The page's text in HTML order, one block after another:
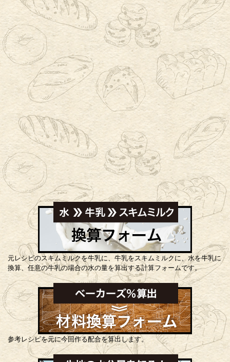
元レシピのスキムミルクを牛乳に、牛乳をスキムミルクに、水を牛乳に
換算、任意の牛乳の場合の水の量を算出する計算フォームです。
参考レシピを元に今回作る配合を算出します。